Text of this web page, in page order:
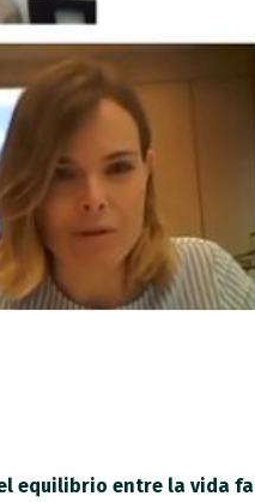
equilibrio entre la vida